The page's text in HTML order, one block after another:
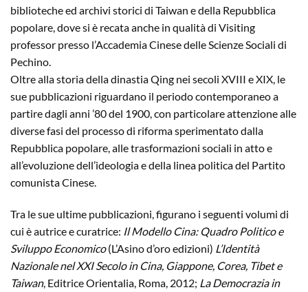
biblioteche ed archivi storici di Taiwan e della Repubblica
popolare, dove si è recata anche in qualità di Visiting
professor presso l’Accademia Cinese delle Scienze Sociali di
Pechino.
Oltre alla storia della dinastia Qing nei secoli XVIII e XIX, le
sue pubblicazioni riguardano il periodo contemporaneo a
partire dagli anni ’80 del 1900, con particolare attenzione alle
diverse fasi del processo di riforma sperimentato dalla
Repubblica popolare, alle trasformazioni sociali in atto e
all’evoluzione dell’ideologia e della linea politica del Partito
comunista Cinese.
Tra le sue ultime pubblicazioni, figurano i seguenti volumi di
cui è autrice e curatrice: Il Modello Cina: Quadro Politico e
Sviluppo Economico(L’Asino d’oro edizioni) L’Identità
Nazionale nel XXI Secolo in Cina, Giappone, Corea, Tibet e
Taiwan, Editrice Orientalia, Roma, 2012; La Democrazia in